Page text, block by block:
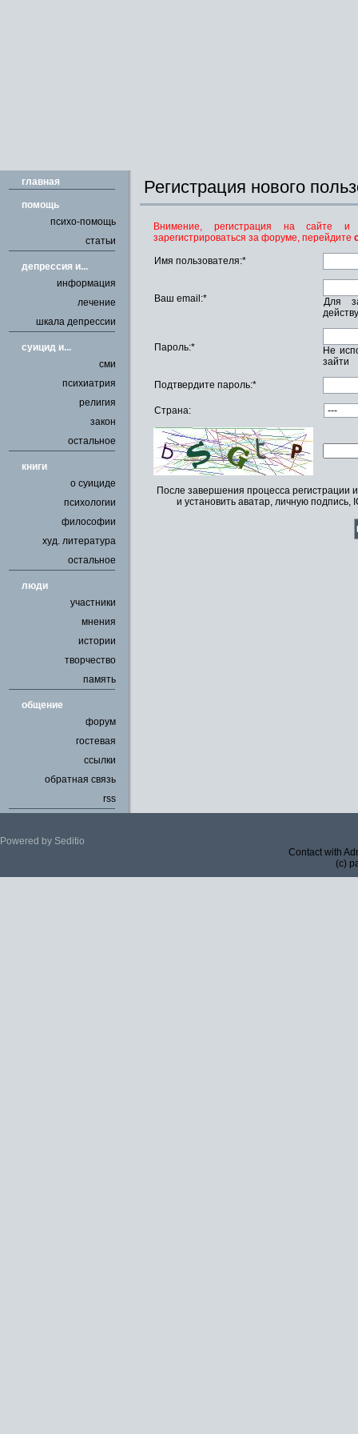
главная
помощь
психо-помощь
статьи
депрессия и...
информация
лечение
шкала депрессии
cуицид и...
сми
психиатрия
религия
закон
остальное
книги
о суициде
психологии
философии
худ. литература
остальное
люди
участники
мнения
истории
творчество
память
общение
форум
гостевая
ссылки
обратная связь
rss
Регистрация нового
Внимение, регистрация на сайте
зарегистрироваться за форуме, перейдите
Имя пользователя:*
Ваш email:*
Для
Пароль:*
Не
зайти
Подтвердите пароль:*
Страна:
После завершения процесса регистрации
и установить аватар, личную подпись,
Powered by Seditio
Contact with
(c)